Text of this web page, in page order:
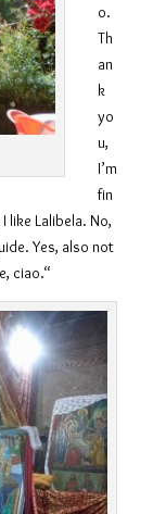
o.
Th
an
k
yo
u,
I’m
fin
like Lalibela. No,
Yes, also not
ciao.“